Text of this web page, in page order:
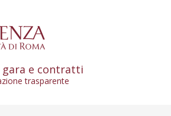
gara e contratti
trasparente